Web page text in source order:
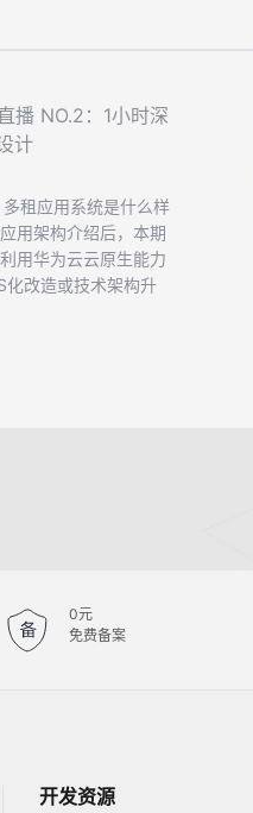
播 NO.2：1小时深
计
租应用系统是什么样
用架构介绍后，本期
用华为云云原生能力
化改造或技术架构升
0元
免费备案
开发资源